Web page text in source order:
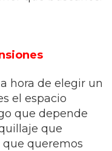
hora de elegir un
el espacio
que depende
que
queremos